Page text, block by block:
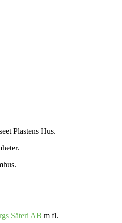
Plastens Hus.
Säteri AB m fl.